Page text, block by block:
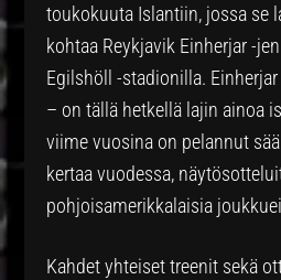
toukokuuta Islantiin, jossa se
kohtaa Reykjavik Einherjar -
Egilshöll -stadionilla.
– on tällä hetkellä lajin ainoa
viime vuosina on pelannut
kertaa vuodessa,
pohjoisamerikkalaisia
Kahdet yhteiset treenit sekä